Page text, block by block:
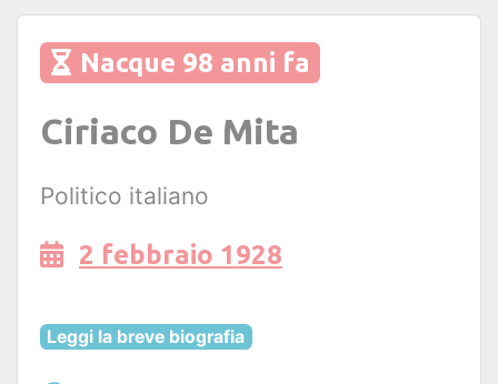
Nacque 98 anni fa
Ciriaco De Mita
Politico italiano
2 febbraio 1928
Leggi la breve biografia